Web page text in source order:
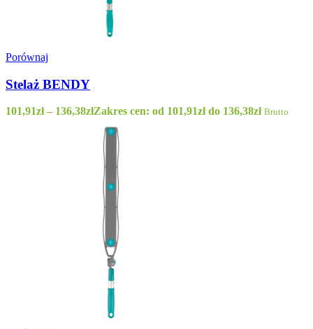
Porównaj
Stelaż BENDY
101,91zł – 136,38złZakres cen: od 101,91zł do 136,38zł Brutto